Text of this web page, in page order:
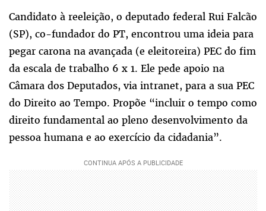
Candidato à reeleição, o deputado federal Rui Falcão
(SP), co-fundador do PT, encontrou uma ideia para
pegar carona na avançada (e eleitoreira) PEC do fim
da escala de trabalho 6 x 1. Ele pede apoio na
Câmara dos Deputados, via intranet, para a sua PEC
do Direito ao Tempo. Propõe “incluir o tempo como
direito fundamental ao pleno desenvolvimento da
pessoa humana e ao exercício da cidadania”.